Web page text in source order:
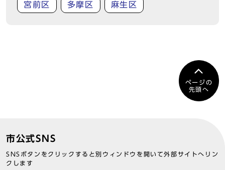
宮前区 多摩区 麻生区
ページの
先頭へ
市公式SNS
SNSボタンをクリックすると別ウィンドウを開いて外部サイトへリン
クします